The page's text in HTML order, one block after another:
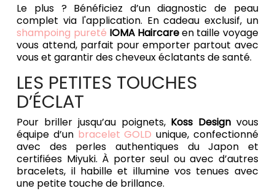
Le plus ? Bénéficiez d’un diagnostic de peau
complet via l'application. En cadeau exclusif, un
shampoing pureté IOMA Haircareen taille voyage
vous attend, parfait pour emporter partout avec
vous et garantir des cheveux éclatants de santé.
LES PETITES TOUCHES
D’ÉCLAT
Pour briller jusqu’au poignets, Koss Designvous
équipe d’un bracelet GOLD unique, confectionné
avec des perles authentiques du Japon et
certifiées Miyuki. À porter seul ou avec d’autres
bracelets, il habille et illumine vos tenues avec
une petite touche de brillance.